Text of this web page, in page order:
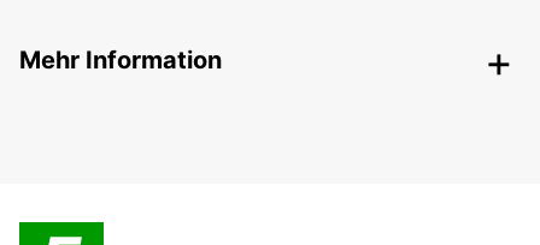
Mehr Information